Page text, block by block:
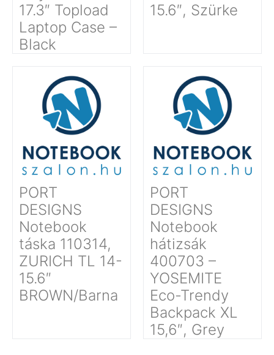
17.3″ Topload
Laptop Case –
Black
15.6″, Szürke
PORT
DESIGNS
Notebook
táska 110314,
ZURICH TL 14-
15.6″
BROWN/Barna
PORT
DESIGNS
Notebook
hátizsák
400703 –
YOSEMITE
Eco-Trendy
Backpack XL
15,6″, Grey